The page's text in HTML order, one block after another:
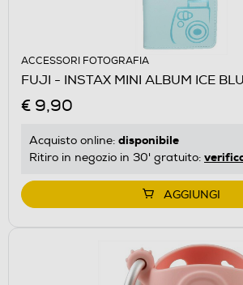
ACCESSORI FOTOGRAFIA
FUJI - INSTAX MINI ALBUM ICE
€ 9,90
Acquisto online: disponibile
Ritiro in negozio in 30' gratuito:
AGGIUNGI